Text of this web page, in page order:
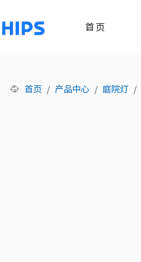
首页
首页 / 产品中心 / 庭院灯 /